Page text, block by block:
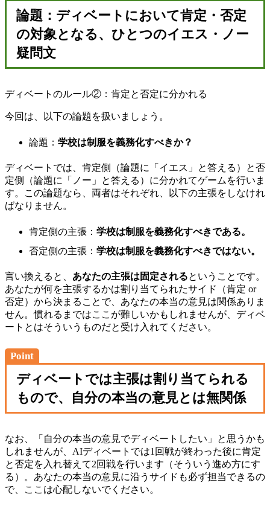
論題：ディベートにおいて肯定・否定
の対象となる、ひとつのイエス・ノー
疑問文
ディベートのルール②：肯定と否定に分かれる
今回は、以下の論題を扱いましょう。
論題： 学校は制服を義務化すべきか？
ディベートでは、肯定側（論題に「イエス」と答える）と否
定側（論題に「ノー」と答える）に分かれてゲームを行いま
す。この論題なら、両者はそれぞれ、以下の主張をしなけれ
ばなりません。
肯定側の主張： 学校は制服を義務化すべきである。
否定側の主張： 学校は制服を義務化すべきではない。
言い換えると、 あなたの主張は固定されるということです。
あなたが何を主張するかは割り当てられたサイド（肯定 or
否定）から決まることで、あなたの本当の意見は関係ありま
せん。慣れるまではここが難しいかもしれませんが、ディベ
ートとはそういうものだと受け入れてください。
Point
ディベートでは主張は割り当てられる
もので、自分の本当の意見とは無関係
なお、「自分の本当の意見でディベートしたい」と思うかも
しれませんが、AIディベートでは1回戦が終わった後に肯定
と否定を入れ替えて2回戦を行います（そういう進め方にす
る）。あなたの本当の意見に沿うサイドも必ず担当できるの
で、ここは心配しないでください。